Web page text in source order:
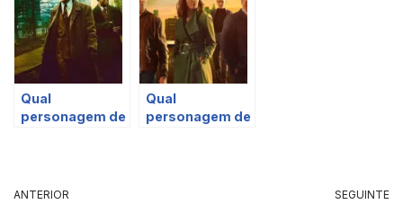
você é?
Qual
personagem de
Qual
personagem de
ANTERIOR SEGUINTE